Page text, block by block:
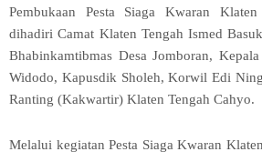
Pembukaan Pesta Siaga Kwaran
dihadiri Camat Klaten Tengah Ismed
Bhabinkamtibmas Desa Jomboran,
Widodo, Kapusdik Sholeh, Korwil Edi
Ranting (Kakwartir) Klaten Tengah Cahyo.
Melalui kegiatan Pesta Siaga Kwaran